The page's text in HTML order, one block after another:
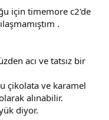
için timemore c2'de
.
acı ve tatsız bir
çikolata ve karamel
alınabilir.
diyor.